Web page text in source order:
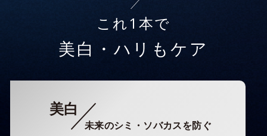
これ1本で
美白・ハリもケア
美白
未来のシミ・ソバカスを防ぐ